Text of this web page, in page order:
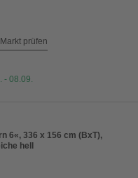
prüfen
- 08.09.
6«, 336 x 156 cm (BxT),
hell